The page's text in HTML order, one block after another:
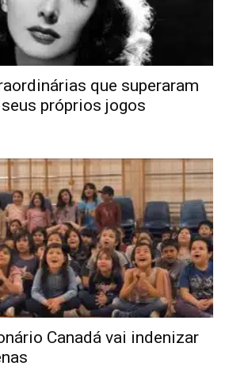
que superaram
próprios jogos
Canadá vai indenizar